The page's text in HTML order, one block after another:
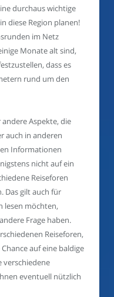
durchaus wichtige
diese Region planen!
im Netz
Monate alt sind,
dass es
rund um den
Aspekte, die
auch in anderen
Informationen
nicht auf ein
Reiseforen
Das gilt auch für
lesen möchten,
Frage haben.
Reiseforen,
auf eine baldige
verschiedene
eventuell nützlich